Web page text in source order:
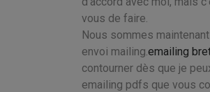
vous de faire.
Nous sommes
envoi mailing. emailing
contourner dès que je
emailing pdfs que vous